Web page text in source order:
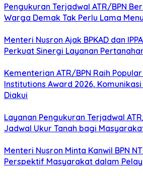
Pengukuran Terjadwal ATR/BPN
Warga Demak Tak Perlu Lama
Menteri Nusron Ajak BPKAD dan
Perkuat Sinergi Layanan
Kementerian ATR/BPN Raih
Institutions Award 2026,
Diakui
Layanan Pengukuran Terjadwal
Jadwal Ukur Tanah bagi
Menteri Nusron Minta Kanwil BPN
Perspektif Masyarakat dalam